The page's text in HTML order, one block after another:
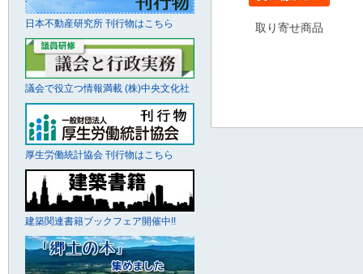
取り寄せ商品
日本不動産研究所 刊行物はこちら
議会で役立つ情報満載 (株)中央文化社
厚生労働統計協会 刊行物はこちら
建築関連書籍ブックフェア開催中!!